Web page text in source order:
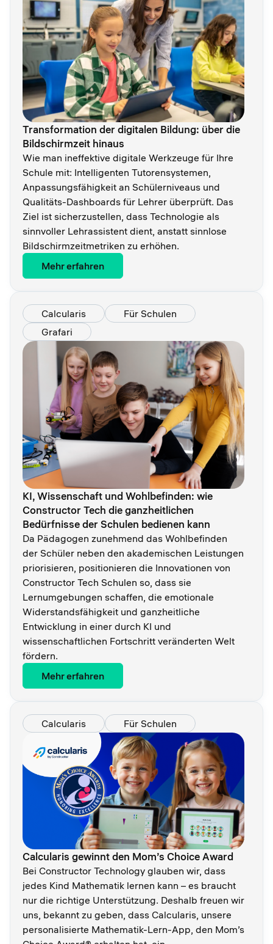
Transformation der digitalen Bildung: über die
Bildschirmzeit hinaus
Wie man ineffektive digitale Werkzeuge für Ihre
Schule mit: Intelligenten Tutorensystemen,
Anpassungsfähigkeit an Schülerniveaus und
Qualitäts-Dashboards für Lehrer überprüft. Das
Ziel ist sicherzustellen, dass Technologie als
sinnvoller Lehrassistent dient, anstatt sinnlose
Bildschirmzeitmetriken zu erhöhen.
Mehr erfahren
Calcularis
Für Schulen
Grafari
KI, Wissenschaft und Wohlbefinden: wie
Constructor Tech die ganzheitlichen
Bedürfnisse der Schulen bedienen kann
Da Pädagogen zunehmend das Wohlbefinden
der Schüler neben den akademischen Leistungen
priorisieren, positionieren die Innovationen von
Constructor Tech Schulen so, dass sie
Lernumgebungen schaffen, die emotionale
Widerstandsfähigkeit und ganzheitliche
Entwicklung in einer durch KI und
wissenschaftlichen Fortschritt veränderten Welt
fördern.
Mehr erfahren
Calcularis Für Schulen
Calcularis gewinnt den Mom’s Choice Award
Bei Constructor Technology glauben wir, dass
jedes Kind Mathematik lernen kann – es braucht
nur die richtige Unterstützung. Deshalb freuen wir
uns, bekannt zu geben, dass Calcularis, unsere
personalisierte Mathematik-Lern-App, den Mom’s